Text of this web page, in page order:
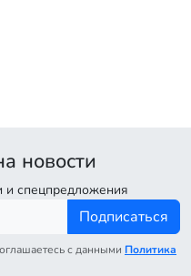
новости
и спецпредложения
Подписаться
с данными Политика